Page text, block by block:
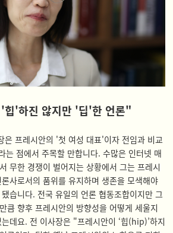
힙'하진 않지만 '딥'한 언론"
은 프레시안의 '첫 여성 대표'이자 전임과 비교
는 점에서 주목할 만합니다. 수많은 인터넷 매
무한 경쟁이 벌어지는 상황에서 그는 프레시
사로서의 품위를 유지하며 생존을 모색해야
습니다. 전국 유일의 언론 협동조합이지만 그
큼 향후 프레시안의 방향성을 어떻게 세울지
데요. 전 이사장은 "프레시안이 ‘힙(hip)’하지